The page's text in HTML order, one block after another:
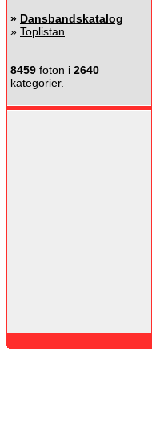
» Dansbandskatalog
» Toplistan
8459 foton i 2640
kategorier.